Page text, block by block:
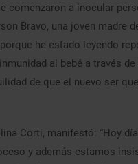
comenzaron a inocular
Bravo, una joven madre
he estado leyendo
al bebé a través
de que el nuevo ser
Corti, manifestó: “Hoy
y además estamos